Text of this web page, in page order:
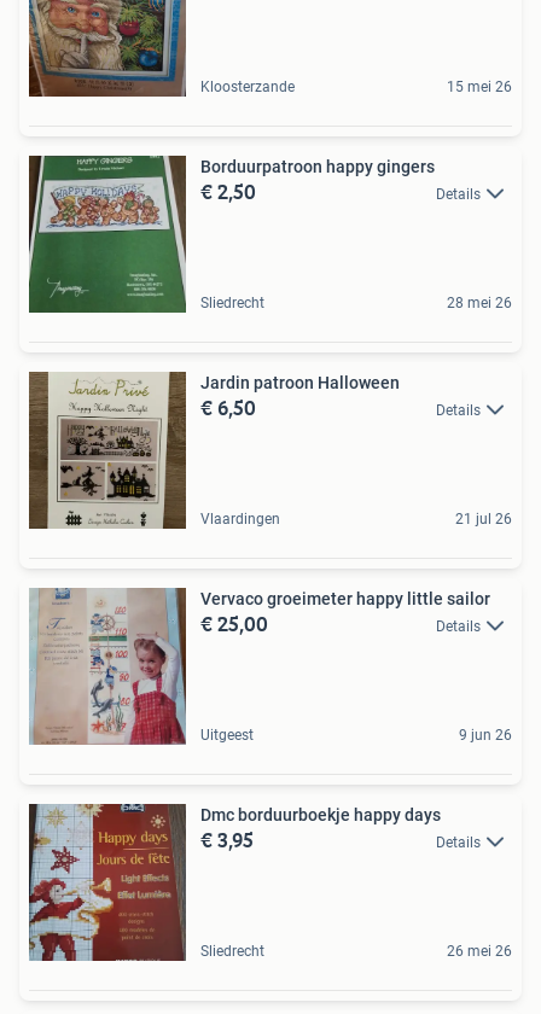
Kloosterzande 15 mei 26
Borduurpatroon happy gingers
€ 2,50 Details
Sliedrecht 28 mei 26
Jardin patroon Halloween
€ 6,50 Details
Vlaardingen 21 jul 26
Vervaco groeimeter happy little sailor
€ 25,00 Details
Uitgeest 9 jun 26
Dmc borduurboekje happy days
€ 3,95 Details
Sliedrecht 26 mei 26